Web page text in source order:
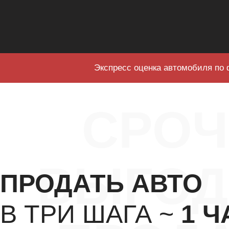
Экспресс оценка автомобиля
ПРОДАТЬ АВТО
В ТРИ ШАГА ~ 1